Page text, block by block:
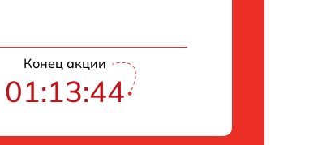
Конец акции
01:13:43